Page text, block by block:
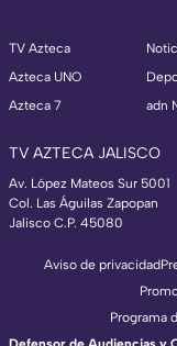
TV Azteca
Azteca UNO
Azteca 7
adn
TV AZTECA JALISCO
Av. López Mateos Sur 5001
Col. Las Águilas Zapopan
Jalisco C.P. 45080
Aviso de privacidad
Programa